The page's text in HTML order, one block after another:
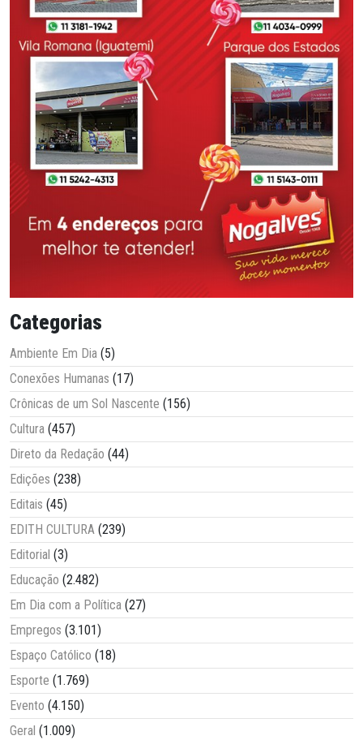
Categorias
Ambiente Em Dia (5)
Conexões Humanas (17)
Crônicas de um Sol Nascente (156)
Cultura (457)
Direto da Redação (44)
Edições (238)
Editais (45)
EDITH CULTURA (239)
Editorial (3)
Educação (2.482)
Em Dia com a Política (27)
Empregos (3.101)
Espaço Católico (18)
Esporte (1.769)
Evento (4.150)
Geral (1.009)